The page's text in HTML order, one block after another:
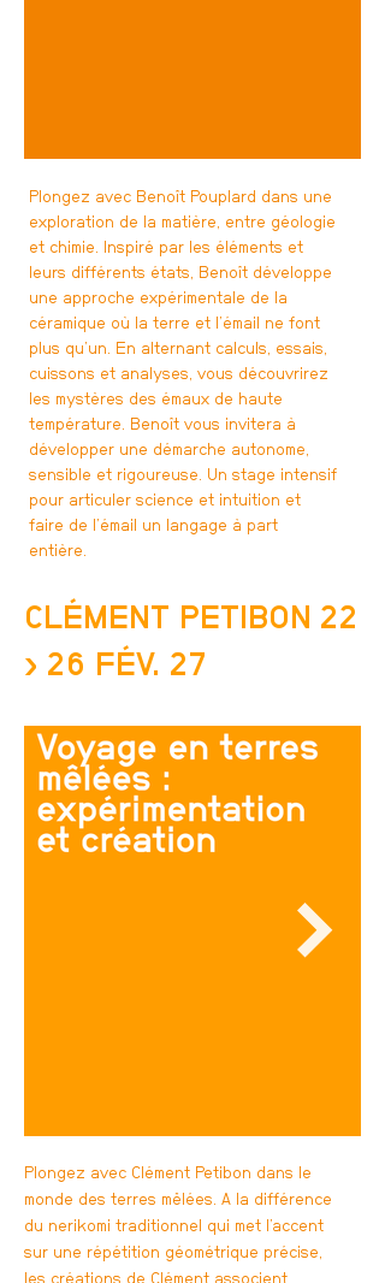
Plongez avec Benoît Pouplard dans une
exploration de la matière, entre géologie
et chimie. Inspiré par les éléments et
leurs différents états, Benoît développe
une approche expérimentale de la
céramique où la terre et l’émail ne font
plus qu’un. En alternant calculs, essais,
cuissons et analyses, vous découvrirez
les mystères des émaux de haute
température. Benoît vous invitera à
développer une démarche autonome,
sensible et rigoureuse. Un stage intensif
pour articuler science et intuition et
faire de l’émail un langage à part
entière.
CLÉMENT PETIBON 22
› 26 FÉV. 27 ​
Plongez avec Clément Petibon dans le
monde des terres mêlées. A la différence
du nerikomi traditionnel qui met l’accent
sur une répétition géométrique précise,
les créations de Clément associent